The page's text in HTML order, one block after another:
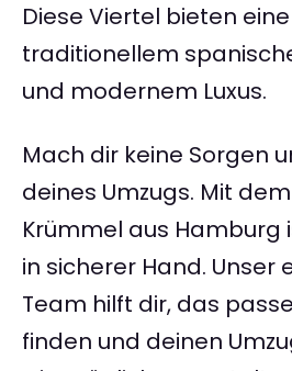
Diese Viertel bieten
traditionellem
und modernem Luxus.
Mach dir keine Sorgen
deines Umzugs. Mit
Krümmel aus Hamburg
in sicherer Hand. Unser
Team hilft dir, das
finden und deinen